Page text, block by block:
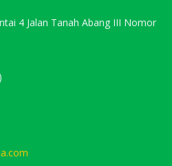
4 Jalan Tanah Abang III Nomor